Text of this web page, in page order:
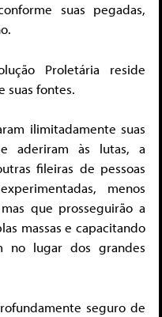
suas pegadas,
Proletária reside
suas fontes.
ilimitadamente suas
aderiram às lutas, a
fileiras de pessoas
menos
que prosseguirão a
massas e capacitando
no lugar dos grandes
seguro de